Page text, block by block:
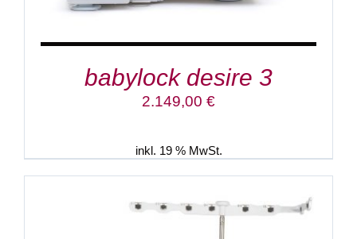
babylock desire 3
2.149,00 €
inkl. 19 % MwSt.